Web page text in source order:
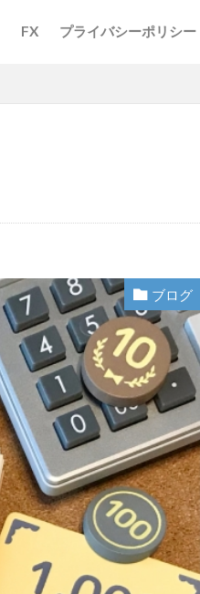
FX プライバシーポリシー
ブログ